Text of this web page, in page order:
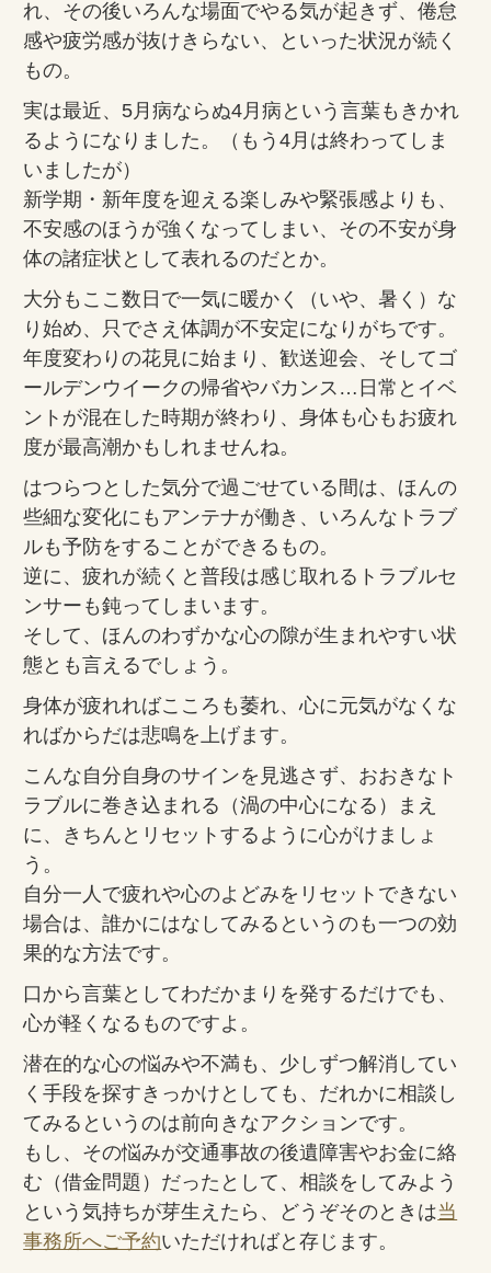
れ、その後いろんな場面でやる気が起きず、倦怠
感や疲労感が抜けきらない、といった状況が続く
もの。
実は最近、5月病ならぬ4月病という言葉もきかれ
るようになりました。（もう4月は終わってしま
いましたが）
新学期・新年度を迎える楽しみや緊張感よりも、
不安感のほうが強くなってしまい、その不安が身
体の諸症状として表れるのだとか。
大分もここ数日で一気に暖かく（いや、暑く）な
り始め、只でさえ体調が不安定になりがちです。
年度変わりの花見に始まり、歓送迎会、そしてゴ
ールデンウイークの帰省やバカンス…日常とイベ
ントが混在した時期が終わり、身体も心もお疲れ
度が最高潮かもしれませんね。
はつらつとした気分で過ごせている間は、ほんの
些細な変化にもアンテナが働き、いろんなトラブ
ルも予防をすることができるもの。
逆に、疲れが続くと普段は感じ取れるトラブルセ
ンサーも鈍ってしまいます。
そして、ほんのわずかな心の隙が生まれやすい状
態とも言えるでしょう。
身体が疲れればこころも萎れ、心に元気がなくな
ればからだは悲鳴を上げます。
こんな自分自身のサインを見逃さず、おおきなト
ラブルに巻き込まれる（渦の中心になる）まえ
に、きちんとリセットするように心がけましょ
う。
自分一人で疲れや心のよどみをリセットできない
場合は、誰かにはなしてみるというのも一つの効
果的な方法です。
口から言葉としてわだかまりを発するだけでも、
心が軽くなるものですよ。
潜在的な心の悩みや不満も、少しずつ解消してい
く手段を探すきっかけとしても、だれかに相談し
てみるというのは前向きなアクションです。
もし、その悩みが交通事故の後遺障害やお金に絡
む（借金問題）だったとして、相談をしてみよう
という気持ちが芽生えたら、どうぞそのときは当
事務所へご予約いただければと存じます。